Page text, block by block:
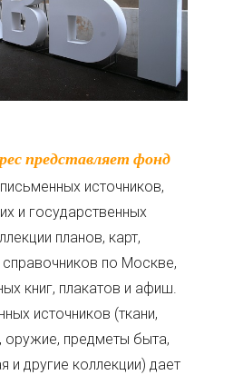
источников,
и государственных
планов, карт,
справочников по Москве,
книг, плакатов и афиш.
источников (ткани,
оружие, предметы быта,
и другие коллекции) дает